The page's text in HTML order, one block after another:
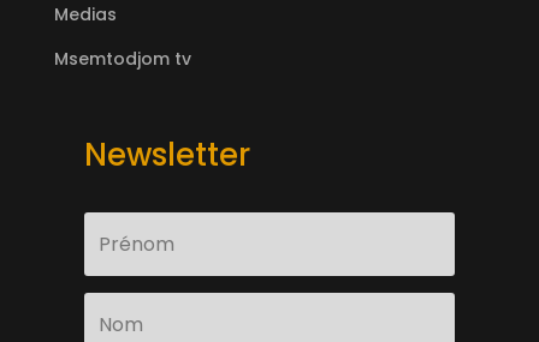
Medias
Msemtodjom tv
Newsletter